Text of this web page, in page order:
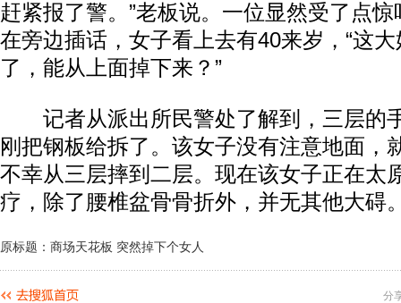
赶紧报了警。”老板说。一位显然受了点
在旁边插话，女子看上去有40来岁，“这
了，能从上面掉下来？”
记者从派出所民警处了解到，三层的
刚把钢板给拆了。该女子没有注意地面，
不幸从三层摔到二层。现在该女子正在太
疗，除了腰椎盆骨骨折外，并无其他大碍
原标题：商场天花板 突然掉下个女人
分